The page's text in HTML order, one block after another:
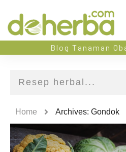
Blog Tanaman
Home Archives: Gondok